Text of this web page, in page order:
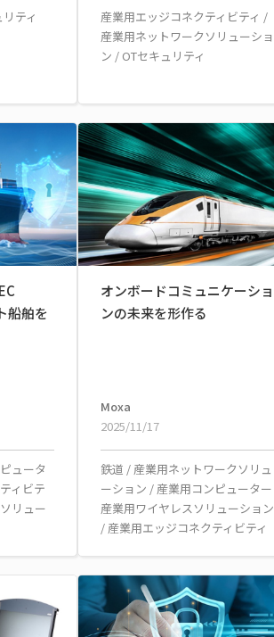
ティ 産業用エッジコネクティビティ /
産業用ネットワークソリューショ
ン / OTセキュリティ
船舶を
ュータ
ィビテ
リュー
オンボードコミュニケーショ
ンの未来を形作る
Moxa
2025/11/17
鉄道 / 産業用ネットワークソリュ
ーション / 産業用コンピューター
産業用ワイヤレスソリューション
/ 産業用エッジコネクティビティ